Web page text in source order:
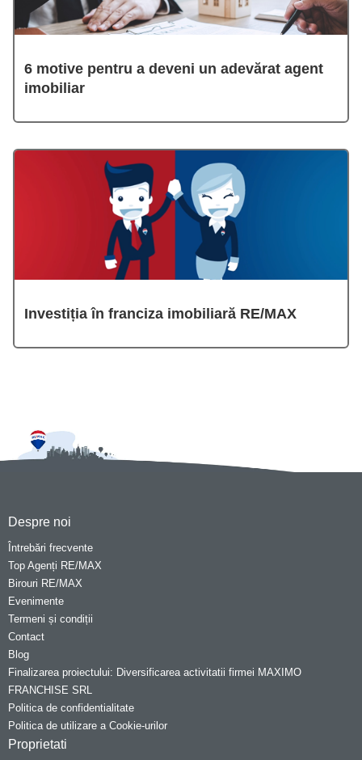
6 motive pentru a deveni un adevărat agent
imobiliar
Investiția în franciza imobiliară RE/MAX
Despre noi
Întrebări frecvente
Top Agenți RE/MAX
Birouri RE/MAX
Evenimente
Termeni și condiții
Contact
Blog
Finalizarea proiectului: Diversificarea activitatii firmei MAXIMO
FRANCHISE SRL
Politica de confidentialitate
Politica de utilizare a Cookie-urilor
Proprietati